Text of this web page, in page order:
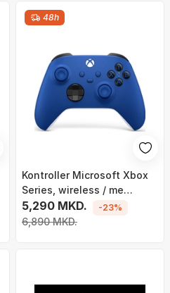
48h
Kontroller Microsoft Xbox
Series, wireless / me
kabllo, i kaltër
5,290 MKD.
6,890 MKD.
-23%